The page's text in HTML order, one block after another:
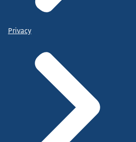
Privacy